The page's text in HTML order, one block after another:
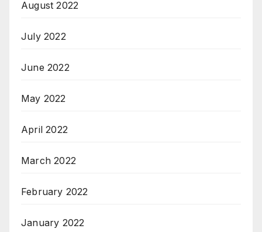
August 2022
July 2022
June 2022
May 2022
April 2022
March 2022
February 2022
January 2022